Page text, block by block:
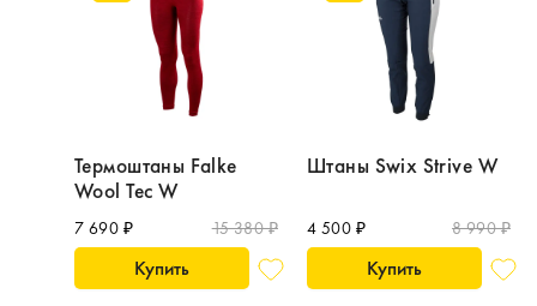
Термоштаны Falke
Wool Tec W
7 690 ₽ 15 380 ₽
Купить
Штаны Swix Strive W
4 500 ₽ 8 990 ₽
Купить